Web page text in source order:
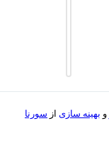
بهینه سازی از سورنا